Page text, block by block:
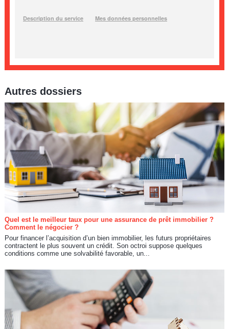
Autres dossiers
Quel est le meilleur taux pour une assurance de prêt immobilier ?
Comment le négocier ?
Pour financer l’acquisition d’un bien immobilier, les futurs propriétaires
contractent le plus souvent un crédit. Son octroi suppose quelques
conditions comme une solvabilité favorable, un...